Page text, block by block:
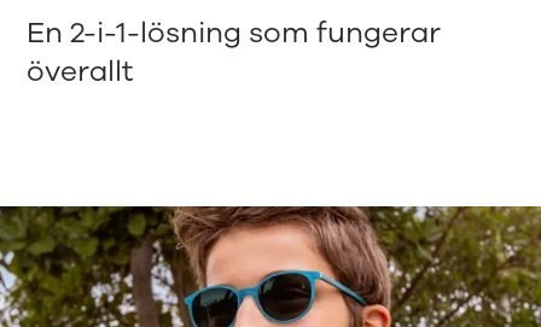
En 2-i-1-lösning som fungerar
överallt